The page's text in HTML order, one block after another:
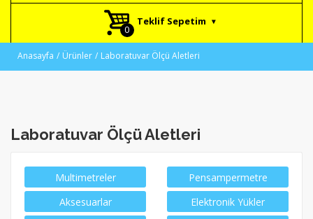
Teklif Sepetim
Anasayfa Ürünler Laboratuvar Ölçü Aletleri
Laboratuvar Ölçü Aletleri
Multimetreler
Pensampermetre
Aksesuarlar
Elektronik Yükler